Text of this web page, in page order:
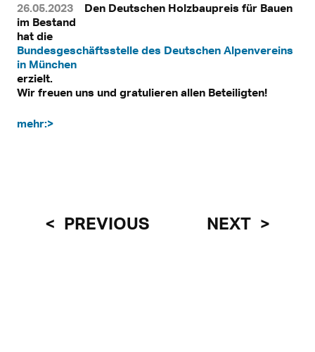
26.05.2023
Den Deutschen Holzbaupreis für Bauen
im Bestand
hat die
Bundesgeschäftsstelle des Deutschen Alpenvereins
in München
erzielt.
Wir freuen uns und gratulieren allen Beteiligten!
mehr:>
PREVIOUS NEXT